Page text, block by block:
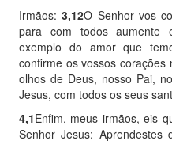
Irmãos:3,12O Senhor vos
para com todos aumente
exemplo do amor que
confirme os vossos
olhos de Deus, nosso Pai,
Jesus, com todos os seus
4,1Enfim, meus irmãos, eis
Senhor Jesus: